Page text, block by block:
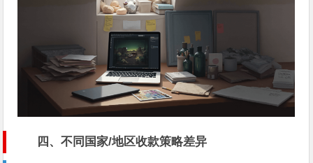
四、不同国家/地区收款策略差异